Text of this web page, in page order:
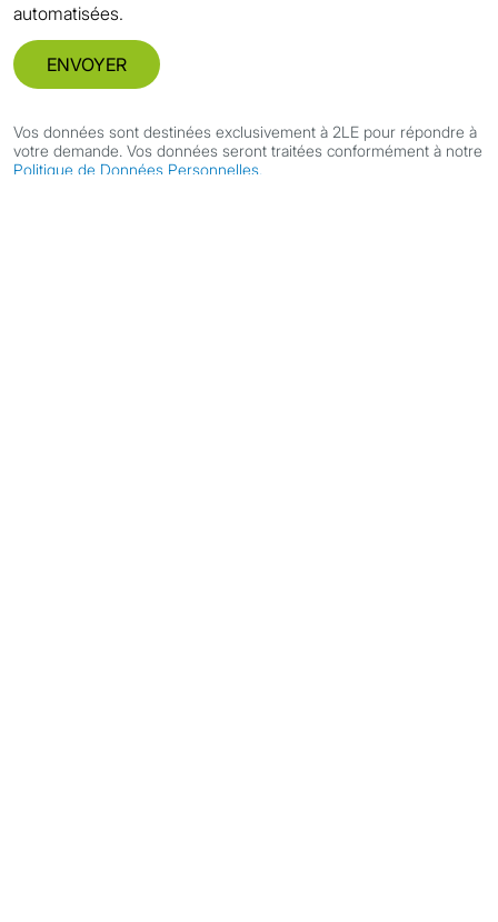
automatisées.
ENVOYER
Vos données sont destinées exclusivement à 2LE pour répondre à
votre demande. Vos données seront traitées conformément à notre
Politique de Données Personnelles.